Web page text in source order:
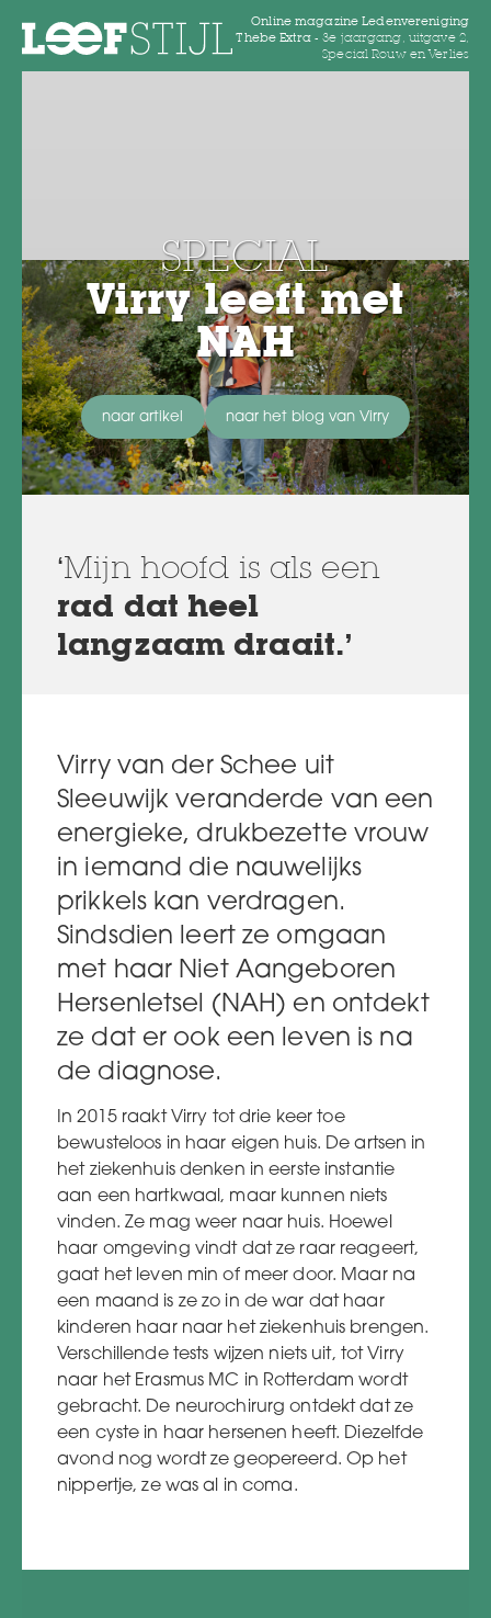
Online magazine Ledenvereniging
Thebe Extra -3e jaargang, uitgave 2,
Special Rouw en Verlies
SPECIAL
Virry leeft met
NAH
naar artikel naar het blog van Virry
‘Mijn hoofd is als een
rad dat heel
langzaam draait.’
Virry van der Schee uit
Sleeuwijk veranderde van een
energieke, drukbezette vrouw
in iemand die nauwelijks
prikkels kan verdragen.
Sindsdien leert ze omgaan
met haar Niet Aangeboren
Hersenletsel (NAH) en ontdekt
ze dat er ook een leven is na
de diagnose.
In 2015 raakt Virry tot drie keer toe
bewusteloos in haar eigen huis. De artsen in
het ziekenhuis denken in eerste instantie
aan een hartkwaal, maar kunnen niets
vinden. Ze mag weer naar huis. Hoewel
haar omgeving vindt dat ze raar reageert,
gaat het leven min of meer door. Maar na
een maand is ze zo in de war dat haar
kinderen haar naar het ziekenhuis brengen.
Verschillende tests wijzen niets uit, tot Virry
naar het Erasmus MC in Rotterdam wordt
gebracht. De neurochirurg ontdekt dat ze
een cyste in haar hersenen heeft. Diezelfde
avond nog wordt ze geopereerd. Op het
nippertje, ze was al in coma.